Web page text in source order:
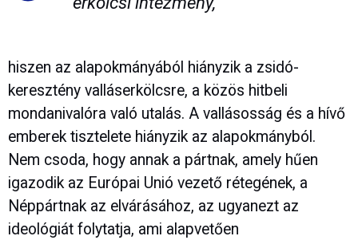
hiszen az alapokmányából hiányzik a zsidó-
keresztény valláserkölcsre, a közös hitbeli
mondanivalóra való utalás. A vallásosság és a hívő
emberek tisztelete hiányzik az alapokmányból.
Nem csoda, hogy annak a pártnak, amely hűen
igazodik az Európai Unió vezető rétegének, a
Néppártnak az elvárásához, az ugyanezt az
ideológiát folytatja, ami alapvetően